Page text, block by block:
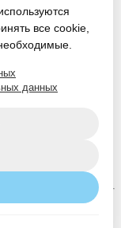
обработку
все cookie,
данных